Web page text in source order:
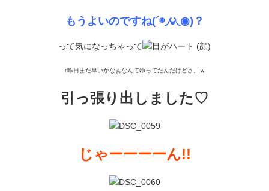
もうよいのですね(´◉◞౪◟◉)？
って気になっちゃって
↑昨日まだ早いかなぁなんてゆってたんだけどさ。ｗ
引っ張り出しました♡
じゃーーーーん!!